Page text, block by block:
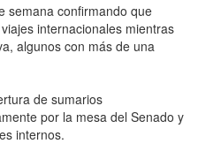
semana confirmando que
internacionales mientras
algunos con más de una
de sumarios
por la mesa del Senado y
internos.